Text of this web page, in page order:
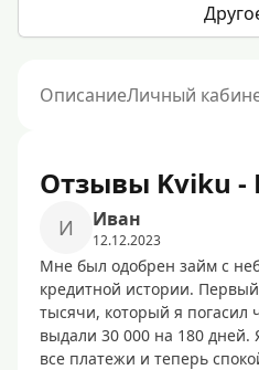
ОписаниеЛичный
Отзывы Kviku -
И Ивaн
12.12.2023
Мне был одобрен займ с
кредитной истории.
тысячи, который я
выдали 30 000 на 180 дней.
все платежи и теперь